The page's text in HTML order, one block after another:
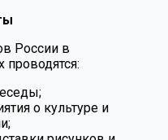
России в
проводятся:
о культуре и